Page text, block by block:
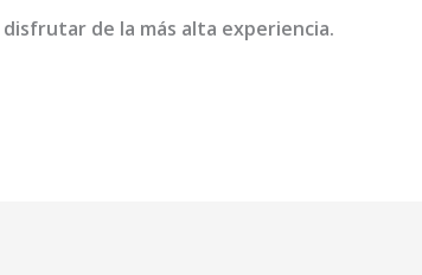
de la más alta experiencia.